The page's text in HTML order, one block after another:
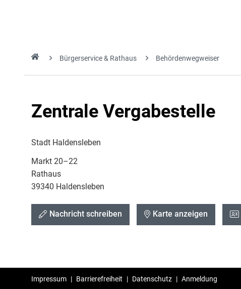
Bürgerservice & Rathaus Behördenwegweiser
Zentrale Vergabestelle
Stadt Haldensleben
Markt 20–22
Rathaus
39340 Haldensleben
Nachricht schreiben Karte anzeigen
Impressum | Barrierefreiheit | Datenschutz | Anmeldung